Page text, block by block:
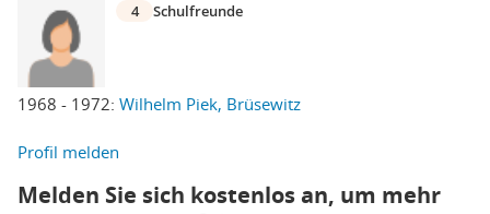
1968 - 1972: Wilhelm Piek, Brüsewitz
4 Schulfreunde
Profil melden
Melden Sie sich kostenlos an, um mehr